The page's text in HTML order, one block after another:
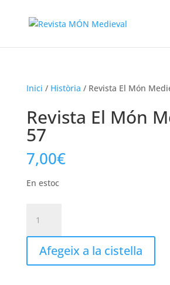
Inici / Història / Revista El Món
Revista El Món
57
7,00€
En estoc
Revista
Món
Afegeix a la cistella